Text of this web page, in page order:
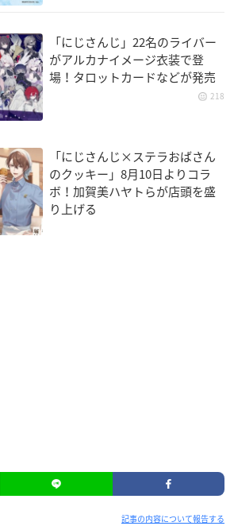
「にじさんじ」22名のライバー
がアルカナイメージ衣装で登
場！タロットカードなどが発売
218
「にじさんじ×ステラおばさん
のクッキー」8月10日よりコラ
ボ！加賀美ハヤトらが店頭を盛
り上げる
記事の内容について報告する